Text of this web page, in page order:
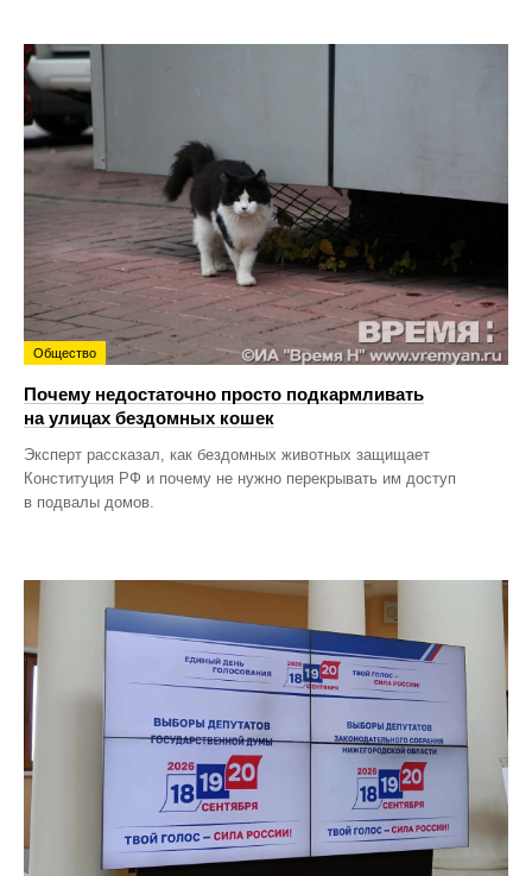
Общество
Почему недостаточно просто подкармливать
на улицах бездомных кошек
Эксперт рассказал, как бездомных животных защищает
Конституция РФ и почему не нужно перекрывать им доступ
в подвалы домов.